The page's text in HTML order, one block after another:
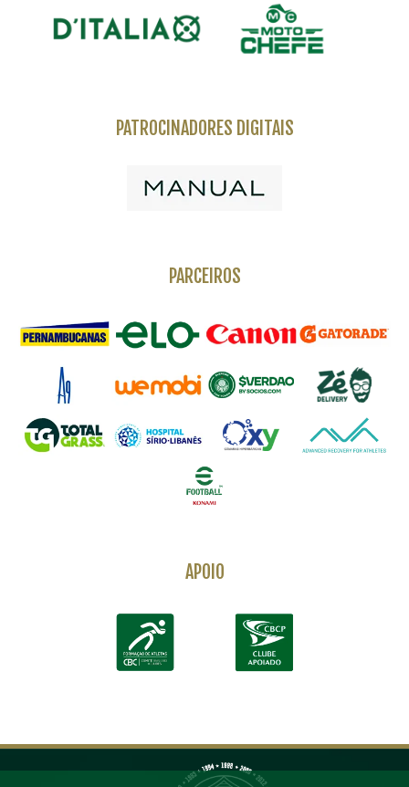
PATROCINADORES DIGITAIS
PARCEIROS
APOIO